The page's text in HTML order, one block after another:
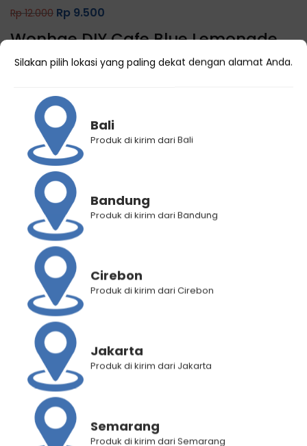
Wonhae DIY Cafe Blue Lemonade
180mL
Rp12.000 Rp 9.500
Kategori Minuman Korea
Brand:
Mujigae - Wonhae
Deskripsi Produk
Informasi Tambahan
RELATED PRODUCTS
Silakan pilih lokasi yang paling dekat dengan alamat Anda.
Bali
Produk di kirim dari Bali
Bandung
Produk di kirim dari Bandung
Cirebon
Produk di kirim dari Cirebon
Jakarta
Produk di kirim dari Jakarta
Semarang
Produk di kirim dari Semarang